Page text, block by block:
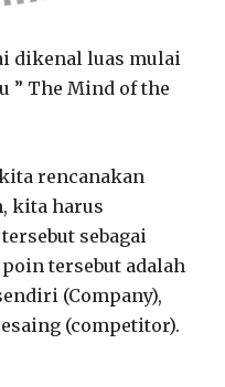
dikenal luas mulai
” The Mind of the
rencanakan
kita harus
sebagai
tersebut adalah
(Company),
(competitor).